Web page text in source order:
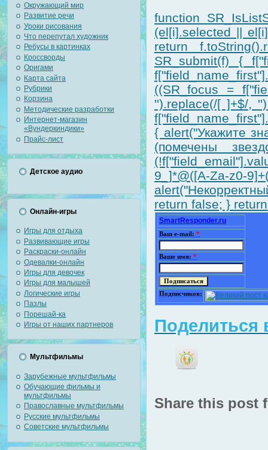
Окружающий мир
Развитие речи
Уроки рисования
Что перепутал художник
Ребусы в картинках
Кроссворды
Оригами
Карта сайта
Рубрики
Корзина
Методические разработки
Интернет-магазин
«Вундеркиндики»
Прайс-лист
Детское аудио
Онлайн-игры
Игры для отдыха
Развивающие игры
Раскраски-онлайн
Одевалки-онлайн
Игры для девочек
Игры для малышей
Логические игры
Пазлы
Порешай-ка
Игры от наших партнеров
Мультфильмы
Зарубежные мультфильмы
Обучающие фильмы и
мультфильмы
Православные мультфильмы
Русские мультфильмы
Советские мультфильмы
function
(el[i].selected ||
return
SR_submit(f) {
((SR_focus =
'').replace(/[ ]+$/,
{ alert("Укажите
(помечены
9_]*@([A-Za-z0-
return false; }
SmartResponder.ru
Ваш e-mail: *
Ваше имя: *
Подписчиков:
Поделиться
Share this post